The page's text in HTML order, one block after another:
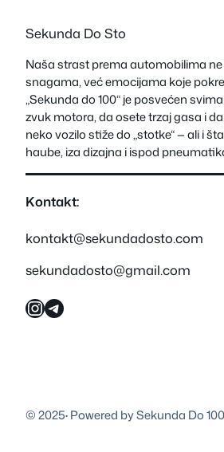
Sekunda Do Sto
Naša strast prema automobilima
snagama, već emocijama koje
„Sekunda do 100“ je posvećen
zvuk motora, da osete trzaj gasa i
neko vozilo stiže do „stotke“ — ali i
haube, iza dizajna i ispod
Kontakt:
kontakt@sekundadosto.com
sekundadosto@gmail.com
InstagramTelegram
© 2025·Powered by Sekunda Do